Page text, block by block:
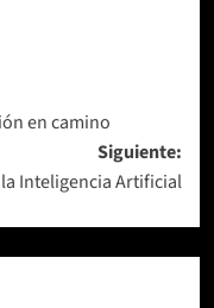
en camino
Siguiente:
Inteligencia Artificial